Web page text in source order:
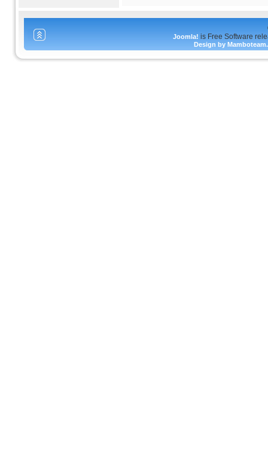
Joomla! is Free Software
Design by